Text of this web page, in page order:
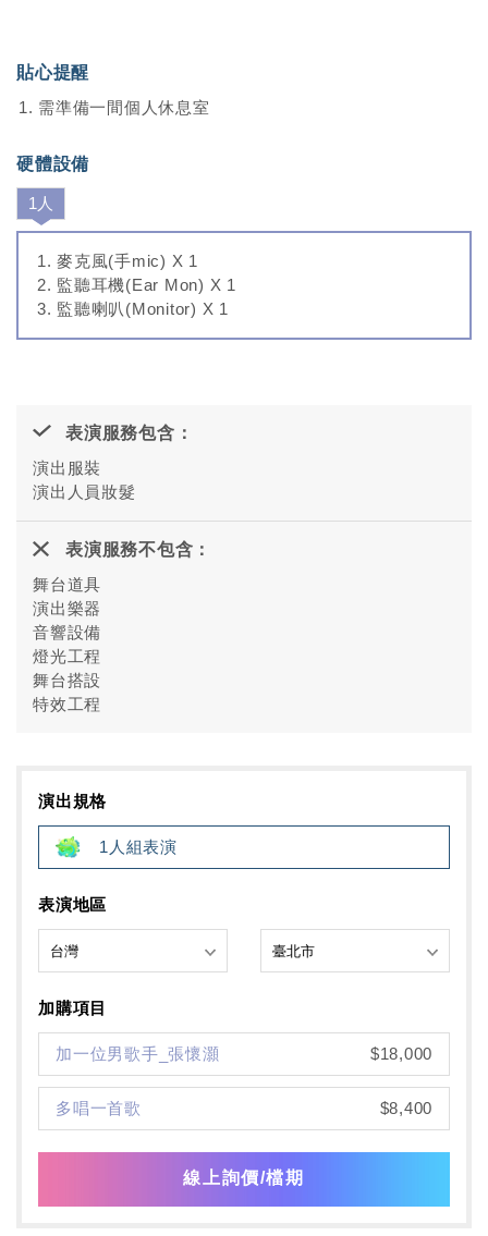
貼心提醒
需準備一間個人休息室
硬體設備
1人
麥克風(手mic) X 1
監聽耳機(Ear Mon) X 1
監聽喇叭(Monitor) X 1
表演服務包含：
演出服裝
演出人員妝髮
表演服務不包含：
舞台道具
演出樂器
音響設備
燈光工程
舞台搭設
特效工程
演出規格
1人組表演
表演地區
加購項目
$18,000
加一位男歌手_張懷灝
$8,400
多唱一首歌
線上詢價/檔期